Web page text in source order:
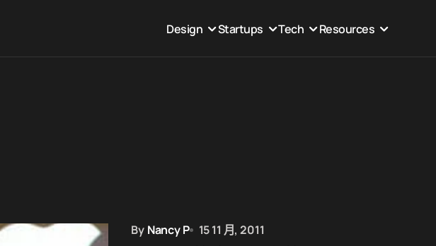
Design Startups Tech Resources
By Nancy P 15 11 月, 2011